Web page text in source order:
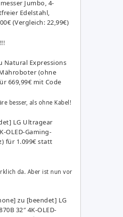
Jumbo, 4-
Edelstahl,
(Vergleich: 22,99€)
Natural Expressions
(ohne
669,99€ mit Code
besser, als ohne Kabel!
LG Ultragear
OLED-Gaming-
für 1.099€ statt
da. Aber ist nun vor
zu [beendet] LG
32″ 4K-OLED-